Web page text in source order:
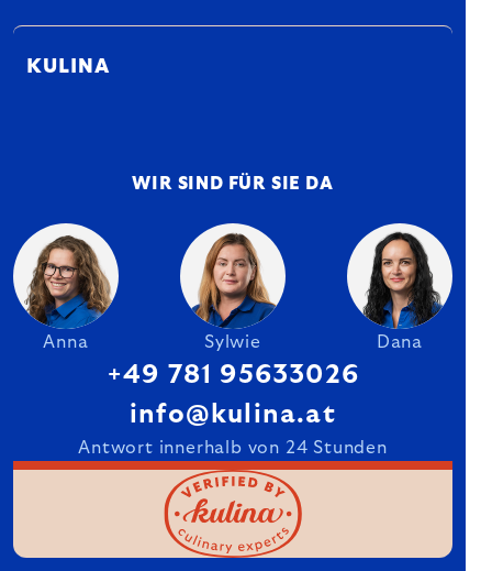
KULINA
WIR SIND FÜR SIE DA
Anna Sylwie Dana
+49 781 95633026
info@kulina.at
Antwort innerhalb von 24 Stunden